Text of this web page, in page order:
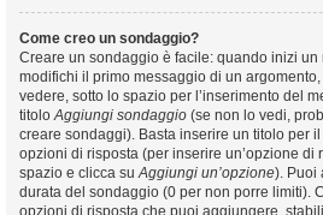
Come creo un sondaggio?
Creare un sondaggio è facile: quando inizi
modifichi il primo messaggio di un
vedere, sotto lo spazio per l’inserimento del
titoloAggiungi sondaggio (se non lo vedi,
creare sondaggi). Basta inserire un titolo per
opzioni di risposta (per inserire un’opzione di
spazio e clicca suAggiungi un’opzione). Puoi
durata del sondaggio (0 per non porre limiti).
opzioni di risposta che puoi aggiungere,